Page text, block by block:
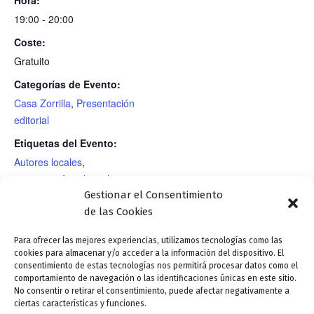
Gestionar el Consentimiento
de las Cookies
Para ofrecer las mejores experiencias, utilizamos tecnologías como las
cookies para almacenar y/o acceder a la información del dispositivo. El
consentimiento de estas tecnologías nos permitirá procesar datos como el
comportamiento de navegación o las identificaciones únicas en este sitio.
No consentir o retirar el consentimiento, puede afectar negativamente a
ciertas características y funciones.
19:00 - 20:00
Coste:
Gratuito
Categorías de Evento:
Casa Zorrilla, Presentación
editorial
Etiquetas del Evento:
Autores locales,
presentación editorial
Recital de poesía: «Poemas en
tiempo de Pasión», a cargo de Ángel
María de Pablos y María Adela
Exposición: «Tiempo
improvisado». Grabados de
Gloria Reguero. Espacio